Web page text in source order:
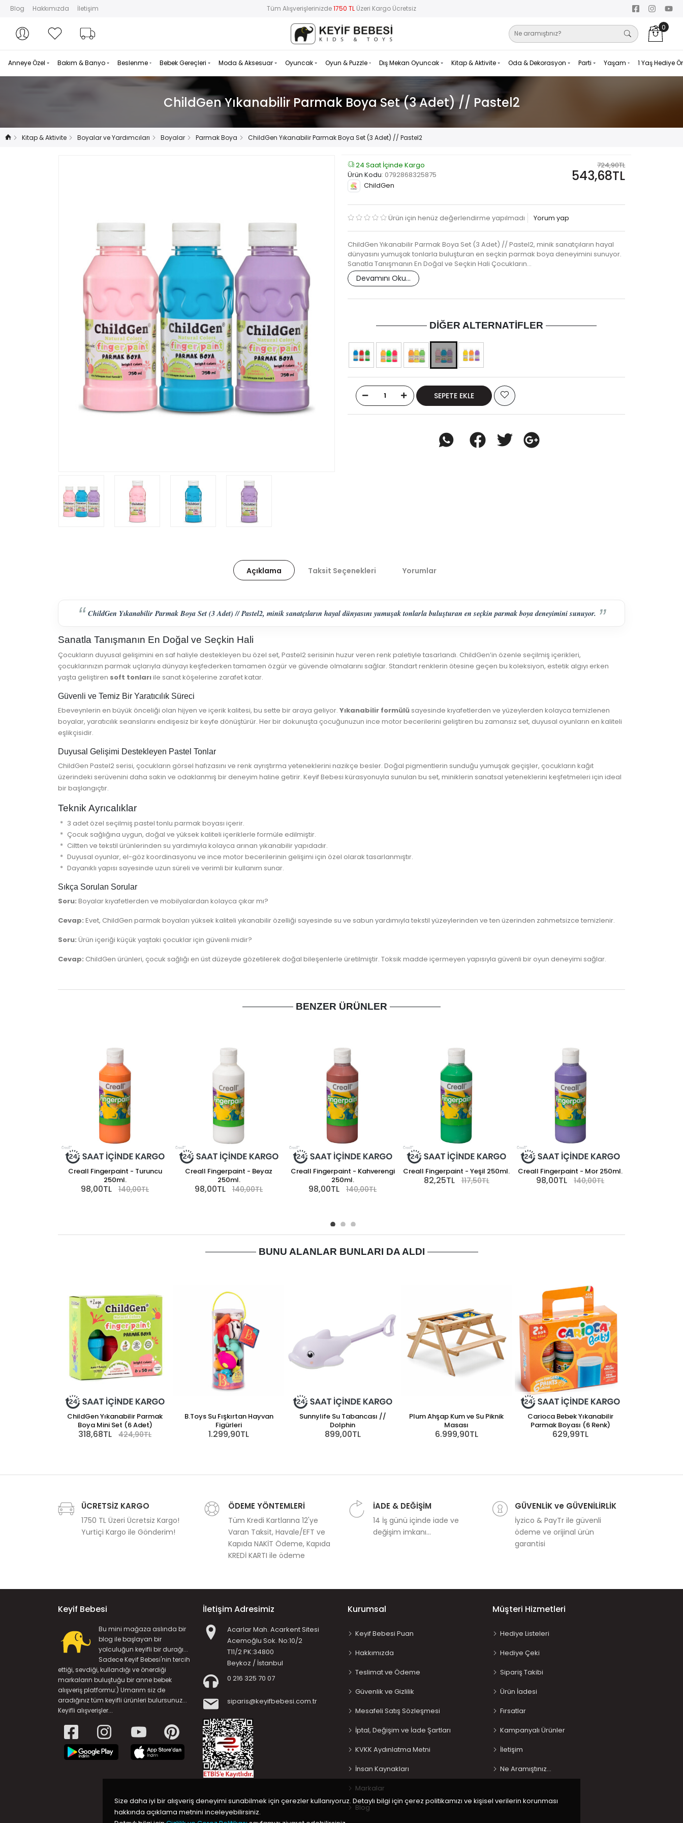
Blog Hakkımızda İletişim Tüm Alışverişlerinizde1750 TL Üzeri Kargo Ücretsiz
Hesabım
Hesabım Favorilerim 0
Anneye Özel Bakım & Banyo Beslenme Bebek Gereçleri Moda & Aksesuar Oyuncak Oyun & Puzzle Dış Mekan Oyuncak Kitap & Aktivite Oda & Dekorasyon Parti Yaşam 1 Yaş Hediye
ChildGen Yıkanabilir Parmak Boya Set (3 Adet) // Pastel2
Kitap & Aktivite Boyalar ve Yardımcıları Boyalar Parmak Boya ChildGen Yıkanabilir Parmak Boya Set (3 Adet) // Pastel2
24 Saat İçinde Kargo
Ürün Kodu: 0792868325875
ChildGen
724,90TL
543,68TL
Ürün için henüz değerlendirme yapılmadı Yorum yap
ChildGen Yıkanabilir Parmak Boya Set (3 Adet) // Pastel2, minik sanatçıların hayal
dünyasını yumuşak tonlarla buluşturan en seçkin parmak boya deneyimini sunuyor.
Sanatla Tanışmanın En Doğal ve Seçkin Hali Çocukların…
Devamını Oku...
DIĞER ALTERNATIFLER
SEPETE EKLE
Açıklama Taksit Seçenekleri Yorumlar
ChildGen Yıkanabilir Parmak Boya Set (3 Adet) // Pastel2, minik sanatçıların hayal dünyasını yumuşak tonlarla buluşturan en seçkin parmak boya deneyimini sunuyor.
Sanatla Tanışmanın En Doğal ve Seçkin Hali
Çocukların duyusal gelişimini en saf haliyle destekleyen bu özel set, Pastel2 serisinin huzur veren renk paletiyle tasarlandı. ChildGen’in özenle seçilmiş içerikleri,
çocuklarınızın parmak uçlarıyla dünyayı keşfederken tamamen özgür ve güvende olmalarını sağlar. Standart renklerin ötesine geçen bu koleksiyon, estetik algıyı erken
yaşta geliştiren soft tonlarıile sanat köşelerine zarafet katar.
Güvenli ve Temiz Bir Yaratıcılık Süreci
Ebeveynlerin en büyük önceliği olan hijyen ve içerik kalitesi, bu sette bir araya geliyor. Yıkanabilir formülü sayesinde kıyafetlerden ve yüzeylerden kolayca temizlenen
boyalar, yaratıcılık seanslarını endişesiz bir keyfe dönüştürür. Her bir dokunuşta çocuğunuzun ince motor becerilerini geliştiren bu zamansız set, duyusal oyunların en kaliteli
eşlikçisidir.
Duyusal Gelişimi Destekleyen Pastel Tonlar
ChildGen Pastel2 serisi, çocukların görsel hafızasını ve renk ayrıştırma yeteneklerini nazikçe besler. Doğal pigmentlerin sunduğu yumuşak geçişler, çocukların kağıt
üzerindeki serüvenini daha sakin ve odaklanmış bir deneyim haline getirir. Keyif Bebesi kürasyonuyla sunulan bu set, miniklerin sanatsal yeteneklerini keşfetmeleri için ideal
bir başlangıçtır.
Teknik Ayrıcalıklar
3 adet özel seçilmiş pastel tonlu parmak boyası içerir.
Çocuk sağlığına uygun, doğal ve yüksek kaliteli içeriklerle formüle edilmiştir.
Ciltten ve tekstil ürünlerinden su yardımıyla kolayca arınan yıkanabilir yapıdadır.
Duyusal oyunlar, el-göz koordinasyonu ve ince motor becerilerinin gelişimi için özel olarak tasarlanmıştır.
Dayanıklı yapısı sayesinde uzun süreli ve verimli bir kullanım sunar.
Sıkça Sorulan Sorular
Soru: Boyalar kıyafetlerden ve mobilyalardan kolayca çıkar mı?
Cevap: Evet, ChildGen parmak boyaları yüksek kaliteli yıkanabilir özelliği sayesinde su ve sabun yardımıyla tekstil yüzeylerinden ve ten üzerinden zahmetsizce temizlenir.
Soru: Ürün içeriği küçük yaştaki çocuklar için güvenli midir?
Cevap: ChildGen ürünleri, çocuk sağlığı en üst düzeyde gözetilerek doğal bileşenlerle üretilmiştir. Toksik madde içermeyen yapısıyla güvenli bir oyun deneyimi sağlar.
BENZER ÜRÜNLER
Creall Fingerpaint - Turuncu
250ml.
98,00TL 140,00TL
Creall Fingerpaint - Beyaz
250ml.
98,00TL 140,00TL
Creall Fingerpaint - Kahverengi
250ml.
98,00TL 140,00TL
Creall Fingerpaint - Yeşil 250ml.
82,25TL 117,50TL
Creall Fingerpaint - Mor 250ml.
98,00TL 140,00TL
BUNU ALANLAR BUNLARI DA ALDI
ChildGen Yıkanabilir Parmak
Boya Mini Set (6 Adet)
318,68TL 424,90TL
B.Toys Su Fışkırtan Hayvan
Figürleri
1.299,90TL
Sunnylife Su Tabancası //
Dolphin
899,00TL
Plum Ahşap Kum ve Su Piknik
Masası
6.999,90TL
Carioca Bebek Yıkanabilir
Parmak Boyası (6 Renk)
629,99TL
ÜCRETSİZ KARGO
1750 TL Üzeri Ücretsiz Kargo!
Yurtiçi Kargo ile Gönderim!
ÖDEME YÖNTEMLERİ
Tüm Kredi Kartlarına 12'ye
Varan Taksit, Havale/EFT ve
Kapıda NAKİT Ödeme, Kapıda
KREDİ KARTI ile ödeme
İADE & DEĞİŞİM
14 İş günü içinde iade ve
değişim imkanı...
GÜVENLİK ve GÜVENİLİRLİK
İyzico & PayTr ile güvenli
ödeme ve orijinal ürün
garantisi
Keyif Bebesi
Bu mini mağaza aslında bir
blog ile başlayan bir
yolculuğun keyifli bir durağı...
Sadece Keyif Bebesi'nin tercih
ettiği, sevdiği, kullandığı ve önerdiği
markaların buluştuğu bir anne bebek
alışveriş platformu:) Umarım siz de
aradığınız tüm keyifli ürünleri bulursunuz...
Keyifli alışverişler...
İletişim Adresimiz
Acarlar Mah. Acarkent Sitesi
Acemoğlu Sok. No:10/2
T11/2 PK:34800
Beykoz / İstanbul
0 216 325 70 07
siparis@keyifbebesi.com.tr
Kurumsal
Keyif Bebesi Puan
Hakkımızda
Teslimat ve Ödeme
Güvenlik ve Gizlilik
Mesafeli Satış Sözleşmesi
İptal, Değişim ve İade Şartları
KVKK Aydınlatma Metni
İnsan Kaynakları
Markalar
Blog
Müşteri Hizmetleri
Hediye Listeleri
Hediye Çeki
Sipariş Takibi
Ürün İadesi
Fırsatlar
Kampanyalı Ürünler
İletişim
Ne Aramıştınız…
Size daha iyi bir alışveriş deneyimi sunabilmek için çerezler kullanıyoruz. Detaylı bilgi için çerez politikamızı ve kişisel verilerin korunması
hakkında açıklama metnini inceleyebilirsiniz.